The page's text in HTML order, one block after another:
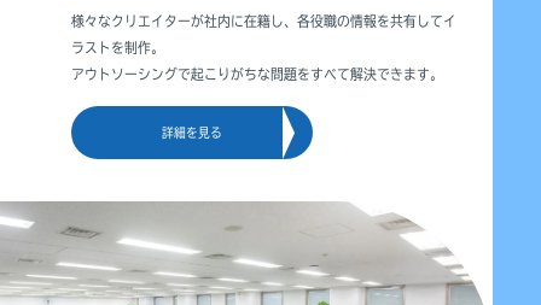
様々なクリエイターが社内に在籍し、各役職の情報を共有してイ
ラストを制作。
アウトソーシングで起こりがちな問題をすべて解決できます。
詳細を見る